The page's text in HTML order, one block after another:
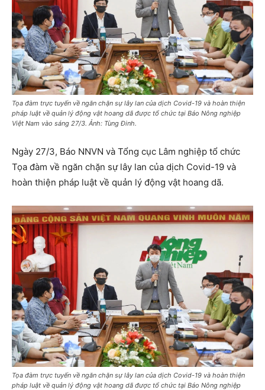
Tọa đàm trực tuyến về ngăn chặn sự lây lan của dịch Covid-19 và hoàn thiện
pháp luật về quản lý động vật hoang dã được tổ chức tại Báo Nông nghiệp
Việt Nam vào sáng 27/3. Ảnh: Tùng Đinh.
Ngày 27/3, Báo NNVN và Tổng cục Lâm nghiệp tổ chức
Tọa đàm về ngăn chặn sự lây lan của dịch Covid-19 và
hoàn thiện pháp luật về quản lý động vật hoang dã.
Tọa đàm trực tuyến về ngăn chặn sự lây lan của dịch Covid-19 và hoàn thiện
pháp luật về quản lý động vật hoang dã được tổ chức tại Báo Nông nghiệp